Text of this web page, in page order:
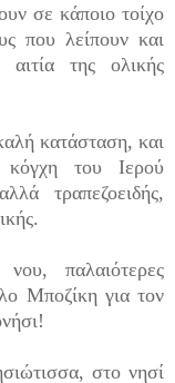
σε κάποιο τοίχο
που λείπουν και
της ολικής
κατάσταση, και
του Ιερού
τραπεζοειδής,
παλαιότερες
Μποζίκη για τον
στο νησί